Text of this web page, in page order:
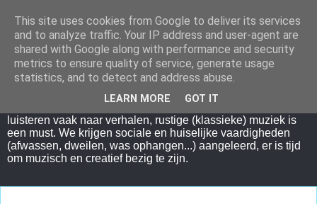
Juf Lieselot
In onze leefklas proberen we te zorgen voor een gezellige
en huiselijke sfeer waardoor we basisrust bij de kinderen
willen verkrijgen. Onze dagen kennen een vaste structuur
luisteren vaak naar verhalen, rustige (klassieke) muziek is
een must. We krijgen sociale en huiselijke vaardigheden
(afwassen, dweilen, was ophangen...) aangeleerd, er is tijd
om muzisch en creatief bezig te zijn.
This site uses cookies from Google to deliver its services
and to analyze traffic. Your IP address and user-agent are
shared with Google along with performance and security
metrics to ensure quality of service, generate usage
statistics, and to detect and address abuse.
LEARN MORE GOT IT